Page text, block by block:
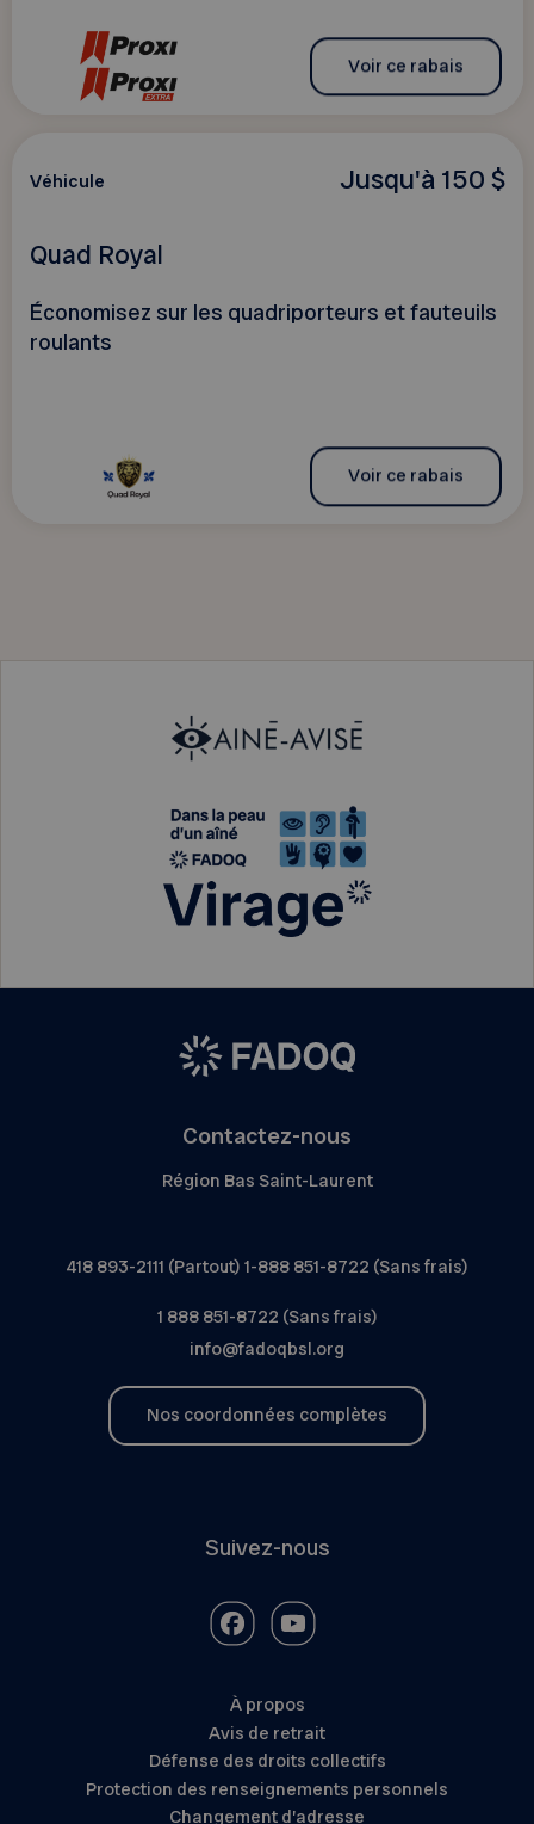
Voir ce rabais
Jusqu'à 150 $
Véhicule
Quad Royal
Économisez sur les quadriporteurs et fauteuils
roulants
Voir ce rabais
Contactez-nous
Région Bas Saint-Laurent
418 893-2111 (Partout) 1-888 851-8722 (Sans frais)
1 888 851-8722 (Sans frais)
info@fadoqbsl.org
Nos coordonnées complètes
Suivez-nous
À propos
Avis de retrait
Défense des droits collectifs
Protection des renseignements personnels
Changement d’adresse